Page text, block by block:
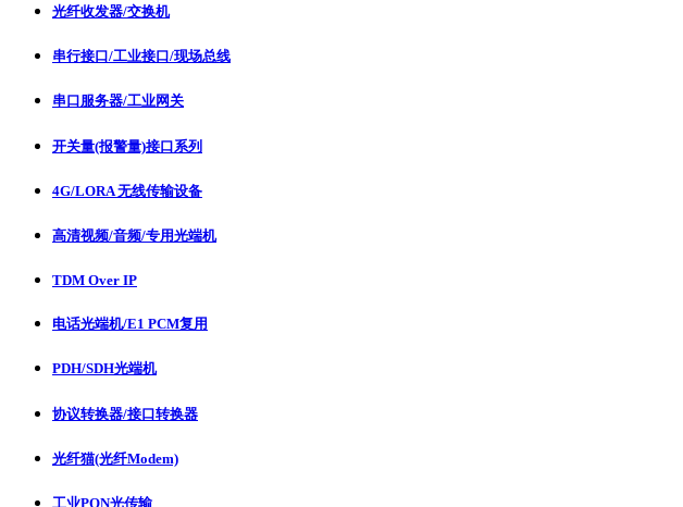
光纤收发器/交换机
串行接口/工业接口/现场总线
串口服务器/工业网关
开关量(报警量)接口系列
4G/LORA 无线传输设备
高清视频/音频/专用光端机
TDM Over IP
电话光端机/E1 PCM复用
PDH/SDH光端机
协议转换器/接口转换器
光纤猫(光纤Modem)
工业PON光传输